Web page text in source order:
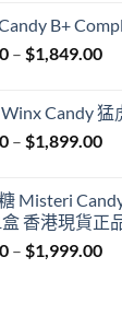
B+
– $1,849.00
Candy
– $1,899.00
Misteri
香港現貨正
– $1,999.00